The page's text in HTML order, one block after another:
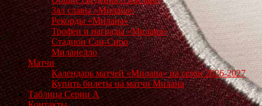
Зал славы «Милана»
Рекорды «Милана»
Трофеи и награды «Милана»
Стадион Сан-Сиро
Миланелло
Матчи
Календарь матчей «Милана» на сезон 2026-2027
Купить билеты на матчи Милана
Таблица Серии А